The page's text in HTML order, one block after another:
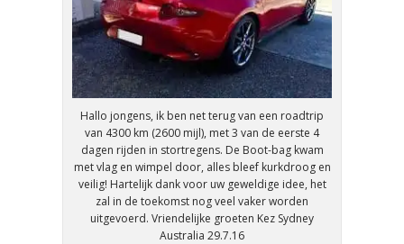
Hallo jongens, ik ben net terug van een roadtrip
van 4300 km (2600 mijl), met 3 van de eerste 4
dagen rijden in stortregens. De Boot-bag kwam
met vlag en wimpel door, alles bleef kurkdroog en
veilig! Hartelijk dank voor uw geweldige idee, het
zal in de toekomst nog veel vaker worden
uitgevoerd. Vriendelijke groeten Kez Sydney
Australia 29.7.16